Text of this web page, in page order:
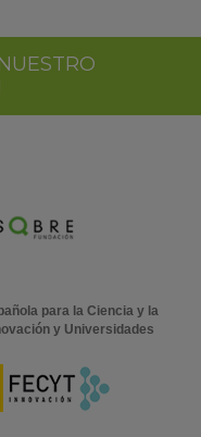
para la Ciencia y la
y Universidades